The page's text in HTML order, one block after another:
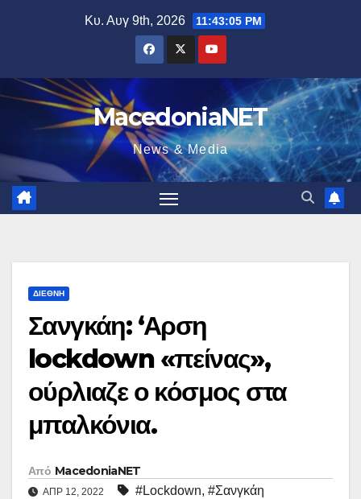
Κυ. Αυγ 9th, 2026 11:43:06 PM
MacedoniaNET
News & Media
ΔΙΕΘΝΉ
Σανγκάη: ‘Αρση
lockdown «πείνας»,
ούρλιαζε ο κόσμος στα
μπαλκόνια.
Από MacedoniaNET
ΑΠΡ 12, 2022 #Lockdown, #Σανγκάη